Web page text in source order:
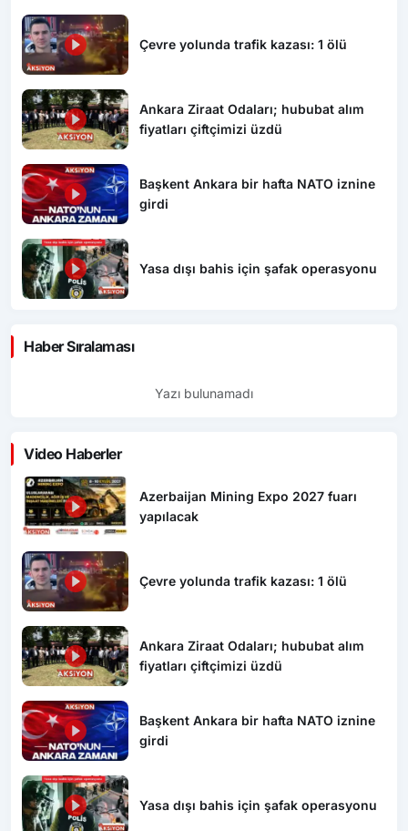
Çevre yolunda trafik kazası: 1 ölü
Ankara Ziraat Odaları; hububat alım
fiyatları çiftçimizi üzdü
Başkent Ankara bir hafta NATO iznine
girdi
Yasa dışı bahis için şafak operasyonu
Haber Sıralaması
Yazı bulunamadı
Video Haberler
Azerbaijan Mining Expo 2027 fuarı
yapılacak
Çevre yolunda trafik kazası: 1 ölü
Ankara Ziraat Odaları; hububat alım
fiyatları çiftçimizi üzdü
Başkent Ankara bir hafta NATO iznine
girdi
Yasa dışı bahis için şafak operasyonu